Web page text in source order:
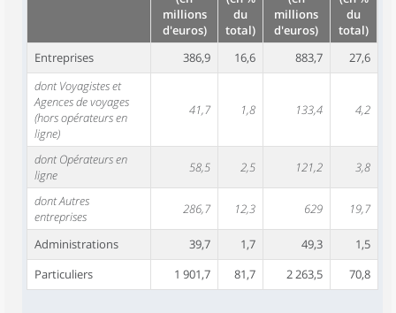
millions
d'euros)
du
total)
millions
d'euros)
du
total)
Entreprises
386,9 16,6 883,7
27,6
dont Voyagistes et
Agences de voyages
(hors opérateurs en
ligne)
41,7 1,8 133,4 4,2
dont Opérateurs en
ligne
58,5 2,5 121,2 3,8
dont Autres
entreprises
286,7 12,3 629 19,7
Administrations 39,7 1,7 49,3
1,5
Particuliers
1 901,7 81,7 2 263,5 70,8